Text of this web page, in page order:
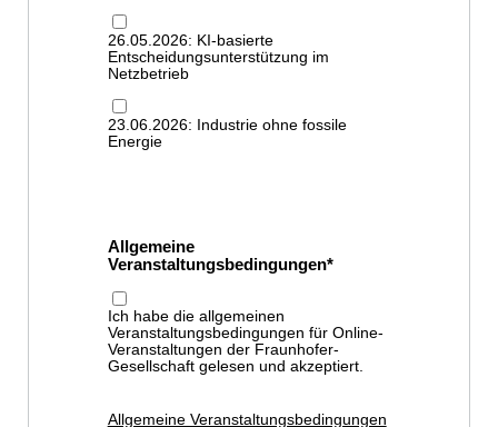
26.05.2026: KI-basierte
Entscheidungsunterstützung im
Netzbetrieb
23.06.2026: Industrie ohne fossile
Energie
Allgemeine
Veranstaltungsbedingungen
Ich habe die allgemeinen
Veranstaltungsbedingungen für Online-
Veranstaltungen der Fraunhofer-
Gesellschaft gelesen und akzeptiert.
Allgemeine Veranstaltungsbedingungen